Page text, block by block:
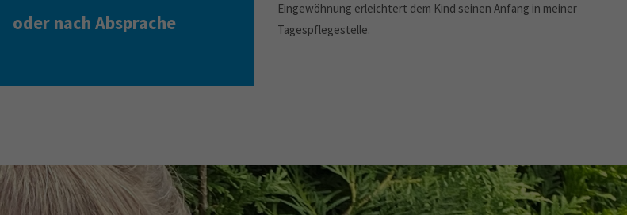
oder nach Absprache
Eingewöhnung erleichtert dem Kind seinen Anfang in meiner
Tagespflegestelle.